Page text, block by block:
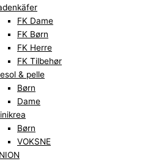
FK Dame
FK Børn
FK Herre
FK Tilbehør
& pelle
Børn
Dame
Børn
VOKSNE